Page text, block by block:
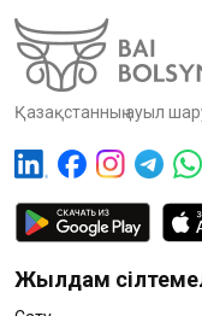
Қазақстанның ауыл
Жылдам